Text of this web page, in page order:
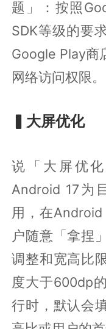
题」：按照
SDK等级的要
Google Play商
网络访问权限。
▍大屏优化
说「大屏优
Android 17为
用，在
户随意「拿捏
调整和宽高比
度大于600dp
行时，默认会